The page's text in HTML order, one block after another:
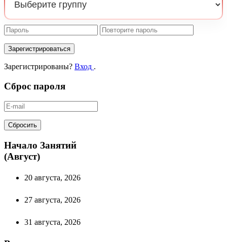
Зарегистрироваться
Зарегистрированы? Вход .
Сброс пароля
Сбросить
Начало Занятий
(Август)
20 августа, 2026
27 августа, 2026
31 августа, 2026